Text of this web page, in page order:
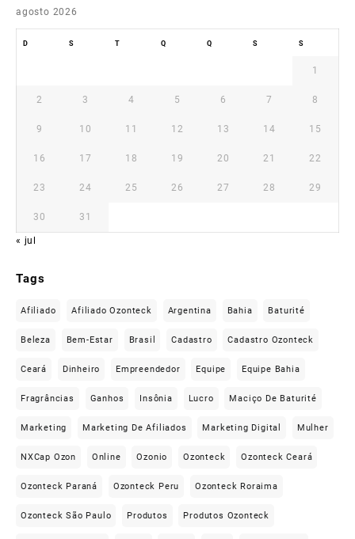
agosto 2026
D S T Q Q S S
1
2 3 4 5 6 7 8
9 10 11 12 13 14 15
16 17 18 19 20 21 22
23 24 25 26 27 28 29
30 31
« jul
Tags
Afiliado Afiliado Ozonteck Argentina Bahia Baturité
Beleza Bem-Estar Brasil Cadastro Cadastro Ozonteck
Ceará Dinheiro Empreendedor Equipe Equipe Bahia
Fragrâncias Ganhos Insônia Lucro Maciço De Baturité
Marketing Marketing De Afiliados Marketing Digital Mulher
NXCap Ozon Online Ozonio Ozonteck Ozonteck Ceará
Ozonteck Paraná Ozonteck Peru Ozonteck Roraima
Ozonteck São Paulo Produtos Produtos Ozonteck